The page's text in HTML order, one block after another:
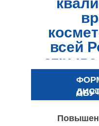
всей